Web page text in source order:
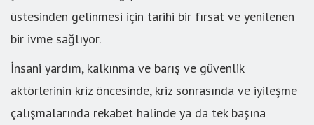
üstesinden gelinmesi için tarihi bir fırsat ve yenilenen
bir ivme sağlıyor.
İnsani yardım, kalkınma ve barış ve güvenlik
aktörlerinin kriz öncesinde, kriz sonrasında ve iyileşme
çalışmalarında rekabet halinde ya da tek başına